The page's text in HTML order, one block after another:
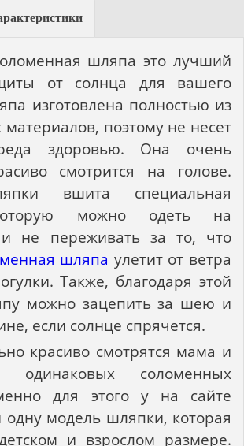
шляпа это лучший
от солнца для вашего
изготовлена полностью из
поэтому не несет
здоровью. Она очень
смотрится на голове.
вшита специальная
можно одеть на
и не переживать за то, что
шляпа улетит от ветра
Также, благодаря этой
можно зацепить за шею и
если солнце спрячется.
красиво смотрятся мама и
соломенных
для этого у на сайте
модель шляпки, которая
и взрослом размере.